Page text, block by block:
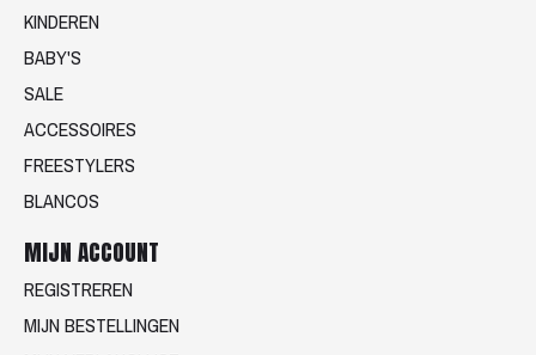
KINDEREN
BABY'S
SALE
ACCESSOIRES
FREESTYLERS
BLANCOS
MIJN ACCOUNT
REGISTREREN
MIJN BESTELLINGEN